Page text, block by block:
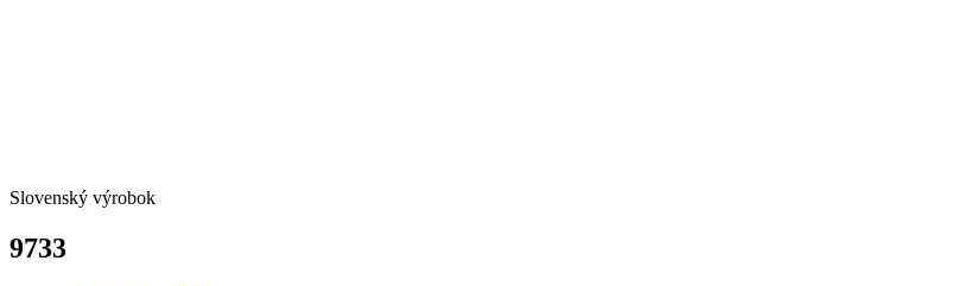
Slovenský výrobok
9733